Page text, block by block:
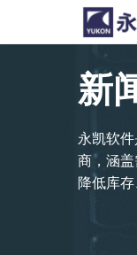
新
永凯软
商，涵
降低库